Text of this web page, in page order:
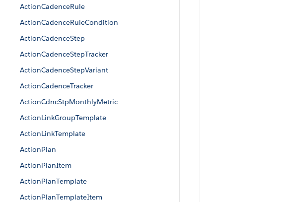
ActionCadenceRule
ActionCadenceRuleCondition
ActionCadenceStep
ActionCadenceStepTracker
ActionCadenceStepVariant
ActionCadenceTracker
ActionCdncStpMonthlyMetric
ActionLinkGroupTemplate
ActionLinkTemplate
ActionPlan
ActionPlanItem
ActionPlanTemplate
ActionPlanTemplateItem